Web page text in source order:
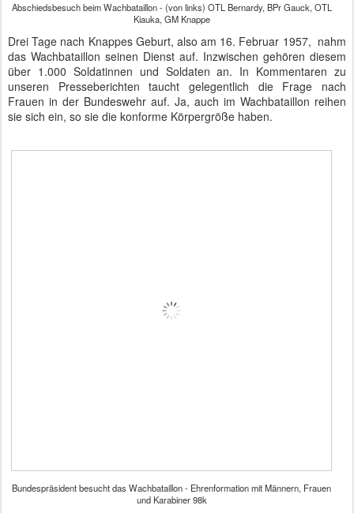
Abschiedsbesuch beim Wachbataillon - (von links) OTL Bernardy, BPr Gauck, OTL
Kiauka, GM Knappe
Drei Tage nach Knappes Geburt, also am 16. Februar 1957, nahm
das Wachbataillon seinen Dienst auf. Inzwischen gehören diesem
über 1.000 Soldatinnen und Soldaten an. In Kommentaren zu
unseren Presseberichten taucht gelegentlich die Frage nach
Frauen in der Bundeswehr auf. Ja, auch im Wachbataillon reihen
sie sich ein, so sie die konforme Körpergröße haben.
Bundespräsident besucht das Wachbataillon - Ehrenformation mit Männern, Frauen
und Karabiner 98k